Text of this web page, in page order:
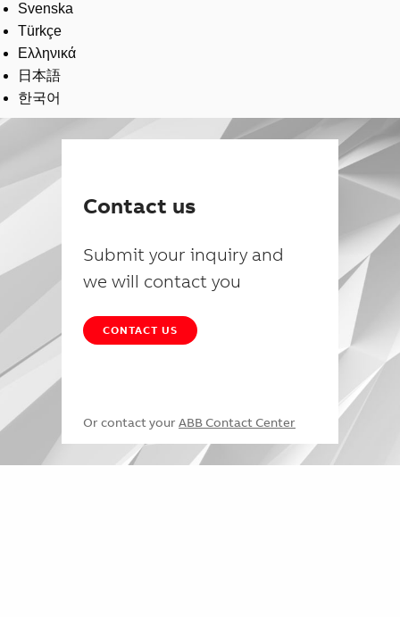
Svenska
Türkçe
Ελληνικά
日本語
한국어
Contact us
Submit your inquiry and
we will contact you
CONTACT US
Or contact your ABB Contact Center